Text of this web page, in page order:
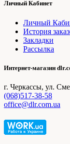
Личный Кабинет
Личный
История
Закладки
Рассылка
Интернет-магазин
г. Черкассы, ул.
(068)517-38-58
office@dlr.com.ua